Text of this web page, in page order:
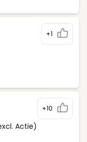
+1
+10
Actie)